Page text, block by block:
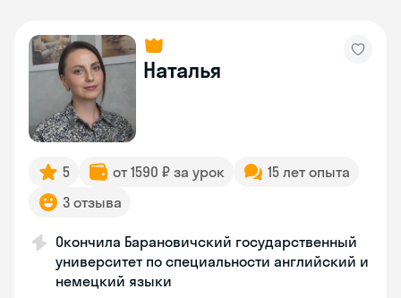
Наталья
5 от 1590 ₽ за урок
15 лет опыта
3 отзыва
Окончила Барановичский государственный
университет по специальности английский и
немецкий языки